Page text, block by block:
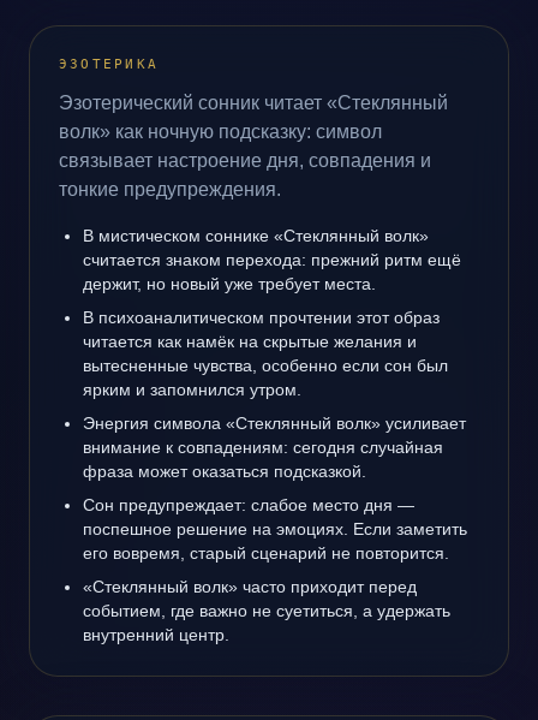
ЭЗОТЕРИКА
Эзотерический сонник читает «Стеклянный
волк» как ночную подсказку: символ
связывает настроение дня, совпадения и
тонкие предупреждения.
В мистическом соннике «Стеклянный волк»
считается знаком перехода: прежний ритм ещё
держит, но новый уже требует места.
В психоаналитическом прочтении этот образ
читается как намёк на скрытые желания и
вытесненные чувства, особенно если сон был
ярким и запомнился утром.
Энергия символа «Стеклянный волк» усиливает
внимание к совпадениям: сегодня случайная
фраза может оказаться подсказкой.
Сон предупреждает: слабое место дня —
поспешное решение на эмоциях. Если заметить
его вовремя, старый сценарий не повторится.
«Стеклянный волк» часто приходит перед
событием, где важно не суетиться, а удержать
внутренний центр.